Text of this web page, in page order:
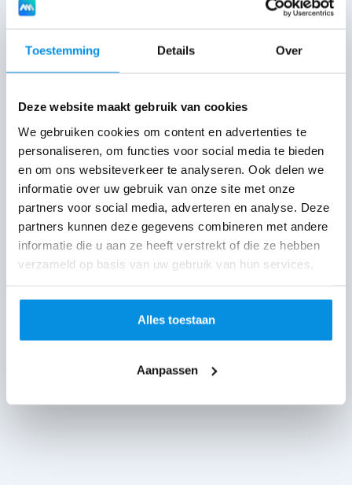
Toestemming Details Over
Deze website maakt gebruik van cookies
We gebruiken cookies om content en advertenties te
personaliseren, om functies voor social media te bieden
en om ons websiteverkeer te analyseren. Ook delen we
informatie over uw gebruik van onze site met onze
partners voor social media, adverteren en analyse. Deze
partners kunnen deze gegevens combineren met andere
informatie die u aan ze heeft verstrekt of die ze hebben
verzameld op basis van uw gebruik van hun services.
Alles toestaan
Aanpassen